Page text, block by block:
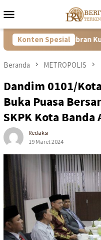
ke
Mobile
Konten Spesial
Wapres Gibran
Beranda METROPOLIS
Dandim 0101/
Buka Puasa
SKPK Kota Banda
Redaksi
19 Maret 2024